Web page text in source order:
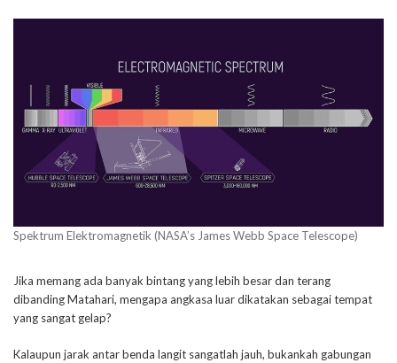
Spektrum Elektromagnetik (NASA’s James Webb Space Telescope)
Jika memang ada banyak bintang yang lebih besar dan terang
dibanding Matahari, mengapa angkasa luar dikatakan sebagai tempat
yang sangat gelap?
Kalaupun jarak antar benda langit sangatlah jauh, bukankah gabungan